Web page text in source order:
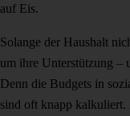
auf Eis.
Solange der Haushalt
um ihre Unterstützung –
Denn die Budgets in
sind oft knapp kalkuliert.